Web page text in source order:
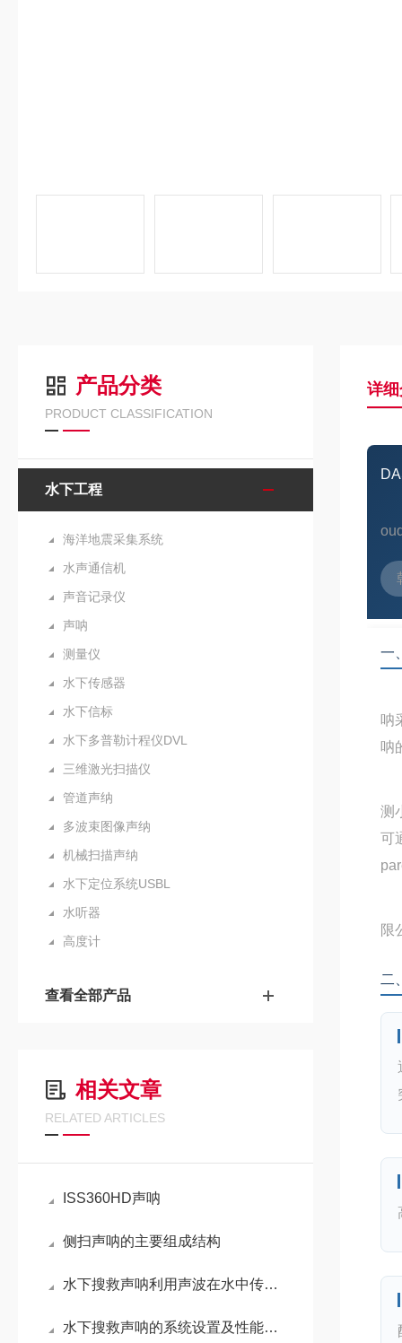
产品分类
PRODUCT CLASSIFICATION
水下工程
海洋地震采集系统
水声通信机
声音记录仪
声呐
测量仪
水下传感器
水下信标
水下多普勒计程仪DVL
三维激光扫描仪
管道声纳
多波束图像声纳
机械扫描声纳
水下定位系统USBL
水听器
高度计
查看全部产品
相关文章
RELATED ARTICLES
ISS360HD声呐
侧扫声呐的主要组成结构
水下搜救声呐利用声波在水中传播的特性进行工作
水下搜救声呐的系统设置及性能特点
详
一
呐
呐
测
可
限
二